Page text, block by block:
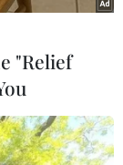
"Relief